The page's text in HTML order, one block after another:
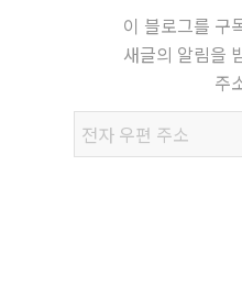
이 블로그를 구
새글의 알림을
주